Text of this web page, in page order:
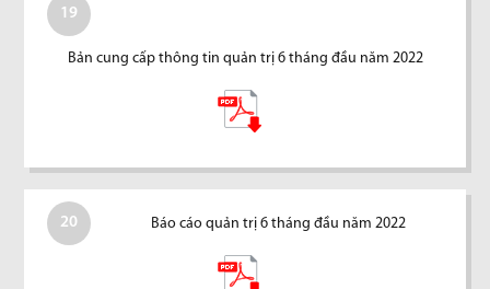
19
Bản cung cấp thông tin quản trị 6 tháng đầu năm 2022
20 Báo cáo quản trị 6 tháng đầu năm 2022